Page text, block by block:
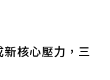
核心壓力，三